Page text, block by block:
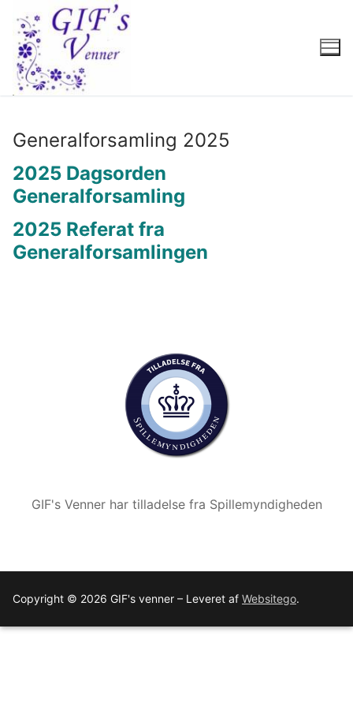
indhold
Generalforsamling 2025
2025 Dagsorden
Generalforsamling
2025 Referat fra
Generalforsamlingen
GIF's Venner har tilladelse fra Spillemyndigheden
Copyright © 2026 GIF's venner – Leveret af Websitego.